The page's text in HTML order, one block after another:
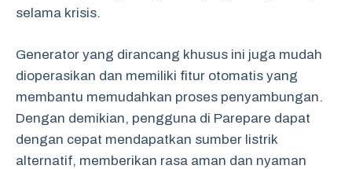
selama krisis.
Generator yang dirancang khusus ini juga mudah
dioperasikan dan memiliki fitur otomatis yang
membantu memudahkan proses penyambungan.
Dengan demikian, pengguna di Parepare dapat
dengan cepat mendapatkan sumber listrik
alternatif, memberikan rasa aman dan nyaman